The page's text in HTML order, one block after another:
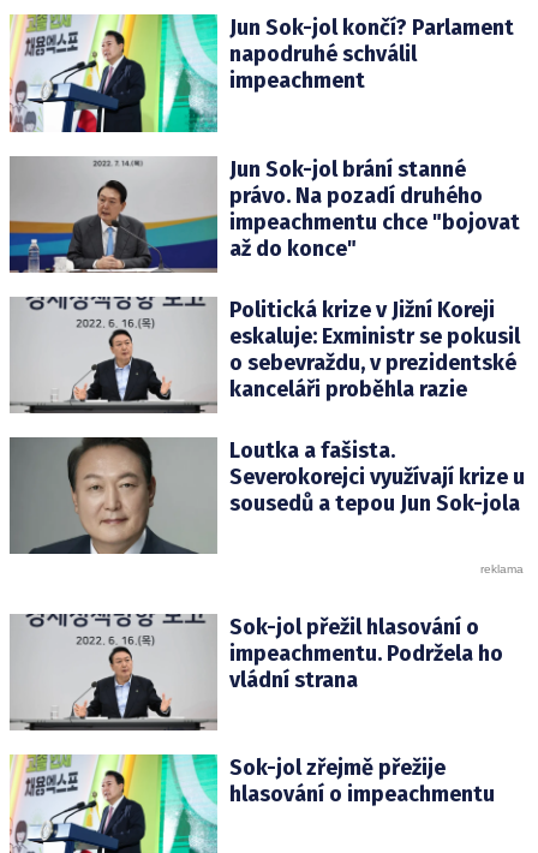
Jun Sok-jol končí? Parlament
napodruhé schválil
impeachment
Jun Sok-jol brání stanné
právo. Na pozadí druhého
impeachmentu chce "bojovat
až do konce"
Politická krize v Jižní Koreji
eskaluje: Exministr se pokusil
o sebevraždu, v prezidentské
kanceláři proběhla razie
Loutka a fašista.
Severokorejci využívají krize u
sousedů a tepou Jun Sok-jola
Sok-jol přežil hlasování o
impeachmentu. Podržela ho
vládní strana
Sok-jol zřejmě přežije
hlasování o impeachmentu